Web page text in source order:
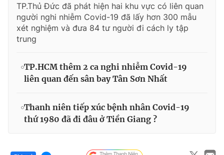
TP.Thủ Đức đã phát hiện hai khu vực có liên quan
người nghi nhiễm Covid-19 đã lấy hơn 300 mẫu
xét nghiệm và đưa 84 tư người đi cách ly tập
trung
TP.HCM thêm 2 ca nghi nhiễm Covid-19
liên quan đến sân bay Tân Sơn Nhất
Thanh niên tiếp xúc bệnh nhân Covid-19
thứ 1980 đã đi đâu ở Tiền Giang ?